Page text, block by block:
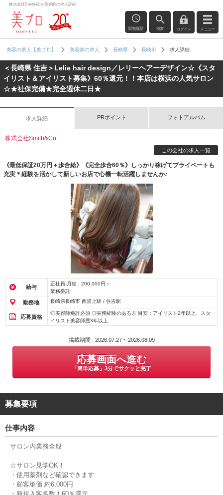
株式会社Smith&Co 美容師の求人詳細
閲覧履歴 検索 ログイン メニュー
美容の求人【美プロ】 美容師の求人 長崎県 長崎市 求人詳細
＜長崎県 住吉＞Lelie hair design／レリーヘアーデザイン☆《スタ
イリスト＆アイリスト募集》60％還元！！本店は横浜の人気サロン
☆★社保完備★完全週休二日★
求人詳細 PRポイント フォトアルバム
株式会社Smith&Co
この会社の求人一覧
《最低保証20万円＋歩合給》《完全歩合60％》しっかり稼げてプライベートも
充実＊経験を活かして新しいお店で心機一転活躍しませんか♪
給与
正社員-月給 : 200,000円～
業務委託
勤務地 長崎県長崎市 西浦上駅 / 住吉駅
応募資格
◎美容師免許必須 ◎実務経験のある方 目安：アイリスト2年以上、スタ
イリスト美容師歴3年以上
掲載期間 : 2026.07.27 ~ 2026.08.09
応募画面へ進む
「簡単応募」3分でサクッと完了
募集要項
仕事内容
サロン内業務全般
☆サロン見学OK！
・使用薬剤など確認できます
・顧客単価 約6,000円